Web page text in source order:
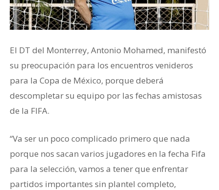
El DT del Monterrey, Antonio Mohamed, manifestó
su preocupación para los encuentros venideros
para la Copa de México, porque deberá
descompletar su equipo por las fechas amistosas
de la FIFA.
“Va ser un poco complicado primero que nada
porque nos sacan varios jugadores en la fecha Fifa
para la selección, vamos a tener que enfrentar
partidos importantes sin plantel completo,